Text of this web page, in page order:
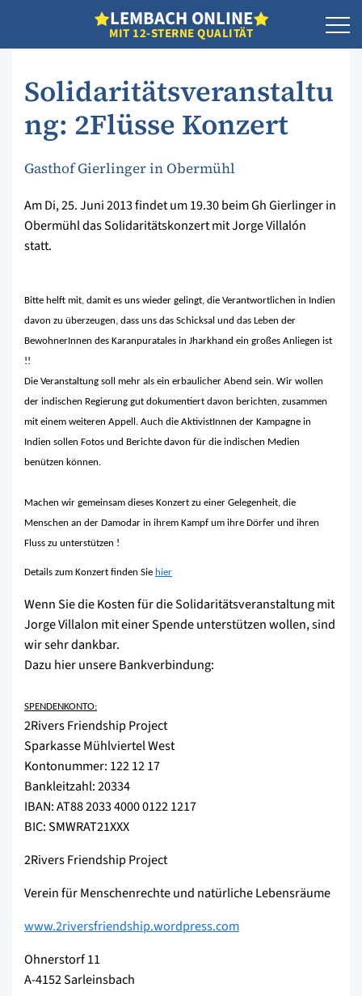
LEMBACH ONLINE
MIT 12-STERNE QUALITÄT
Solidaritätsveranstaltu
ng: 2Flüsse Konzert
Gasthof Gierlinger in Obermühl
Am Di, 25. Juni 2013 findet um 19.30 beim Gh Gierlinger in
Obermühl das Solidaritätskonzert mit Jorge Villalón
statt.
Bitte helft mit, damit es uns wieder gelingt, die Verantwortlichen in Indien
davon zu überzeugen, dass uns das Schicksal und das Leben der
BewohnerInnen des Karanpuratales in Jharkhand ein großes Anliegen ist
!!
Die Veranstaltung soll mehr als ein erbaulicher Abend sein. Wir wollen
der indischen Regierung gut dokumentiert davon berichten, zusammen
mit einem weiteren Appell. Auch die AktivistInnen der Kampagne in
Indien sollen Fotos und Berichte davon für die indischen Medien
benützen können.
Machen wir gemeinsam dieses Konzert zu einer Gelegenheit, die
Menschen an der Damodar in ihrem Kampf um ihre Dörfer und ihren
Fluss zu unterstützen !
Details zum Konzert finden Sie hier
Wenn Sie die Kosten für die Solidaritätsveranstaltung mit
Jorge Villalon mit einer Spende unterstützen wollen, sind
wir sehr dankbar.
Dazu hier unsere Bankverbindung:
SPENDENKONTO:
2Rivers Friendship Project
Sparkasse Mühlviertel West
Kontonummer: 122 12 17
Bankleitzahl: 20334
IBAN: AT88 2033 4000 0122 1217
BIC: SMWRAT21XXX
2Rivers Friendship Project
Verein für Menschenrechte und natürliche Lebensräume
www.2riversfriendship.wordpress.com
Ohnerstorf 11
A-4152 Sarleinsbach